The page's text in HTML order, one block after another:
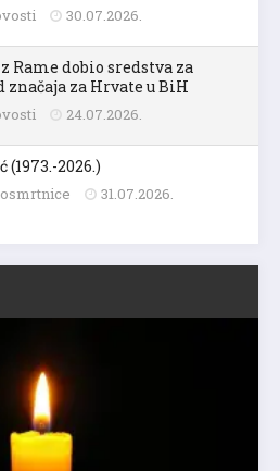
30.07.2026.
Rame dobio sredstva za
značaja za Hrvate u BiH
24.07.2026.
(1973.-2026.)
31.07.2026.